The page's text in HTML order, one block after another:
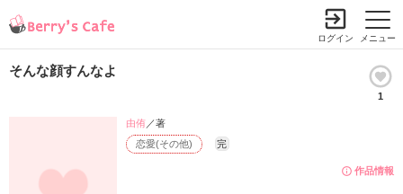
メニュー
ログイン
そんな顔すんなよ
1
作品情報
恋愛(その他) 完
由侑／著